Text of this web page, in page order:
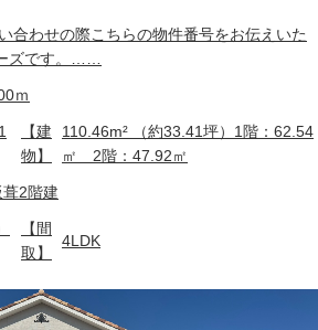
合わせの際こちらの物件番号をお伝えいた
ズです。……
ｍ
【建
物】
110.46m² （約33.41坪）1階：62.54
㎡ 2階：47.92㎡
2階建
【間
取】
4LDK